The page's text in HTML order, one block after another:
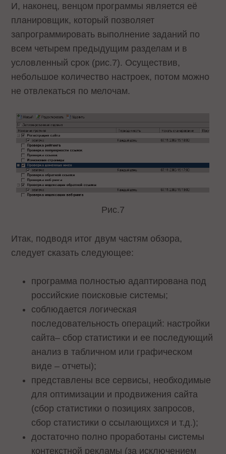
И, наконец, венцом программы является её
планировщик, который позволяет
запрограммировать выполнение заданий по
всем четырем предыдущим разделам и в
условленный срок (рис.7). Осуществив,
небольшое количество настроек, потом можно
не отвлекаться по мелочам.
Рис.7
Итак, подводя итог двум частям обзора,
следует сказать следующее:
программа полностью адаптирована под
российские поисковые системы;
соблюдается логическая
последовательность операций: настройки
сайта– сбор статистики и ее последующий
анализ в табличном или графическом
виде – отчеты);
представлены все сервисы, необходимые
для оптимизации и продвижения сайта
(сбор статистики о позициях запросов,
сбор статистики о ссылающихся и т.д.);
достаточно полно проработаны системы
контекстной рекламы (за исключением